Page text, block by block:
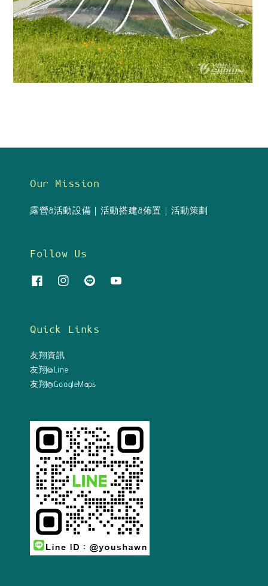
Our Mission
露營&活動設備｜活動搭建&佈置｜活動策劃
Follow Us
Quick Links
友翔資訊
友翔@Line
友翔@GoogleMaps